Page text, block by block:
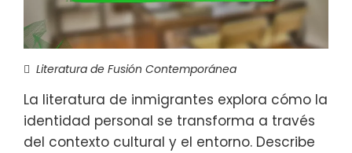
Literatura de Fusión Contemporánea
La literatura de inmigrantes explora cómo la
identidad personal se transforma a través
del contexto cultural y el entorno. Describe